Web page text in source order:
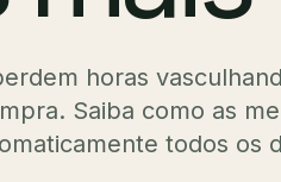
horas
Saiba como as
todos os